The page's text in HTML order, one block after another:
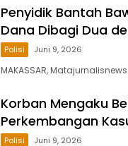
Penyidik Bantah
Dana Dibagi Dua
Polisi Juni 9, 2026
MAKASSAR,
Korban Mengaku
Perkembangan
Polisi Juni 9, 2026